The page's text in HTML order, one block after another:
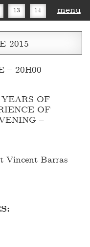
13 14 menu
2015
– 20H00
OF
OF
–
Vincent Barras